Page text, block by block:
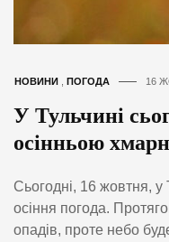
НОВИНИ ПОГОДА 16
У Тульчині
осінньою
Сьогодні, 16 жовтня, у
осіння погода.
опадів, проте небо